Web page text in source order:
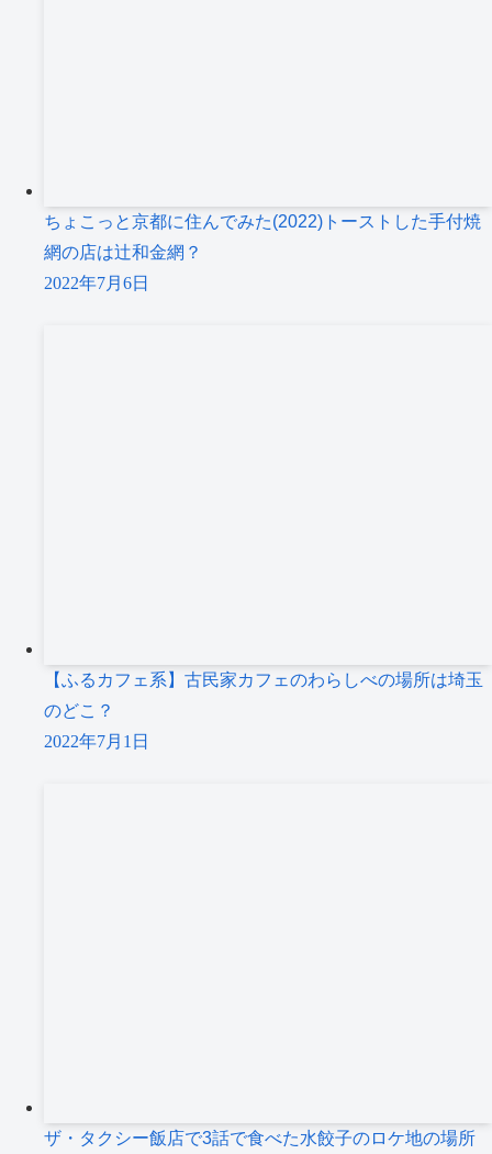
ちょこっと京都に住んでみた(2022)トーストした手付焼
網の店は辻和金網？
2022年7月6日
【ふるカフェ系】古民家カフェのわらしべの場所は埼玉
のどこ？
2022年7月1日
ザ・タクシー飯店で3話で食べた水餃子のロケ地の場所